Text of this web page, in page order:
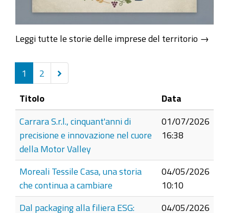
Leggi tutte le storie delle imprese del territorio →
1 2
Successivi
5
Titolo Data
Carrara S.r.l., cinquant'anni di
precisione e innovazione nel cuore
della Motor Valley
01/07/2026
16:38
Moreali Tessile Casa, una storia
che continua a cambiare
04/05/2026
10:10
Dal packaging alla filiera ESG:
04/05/2026